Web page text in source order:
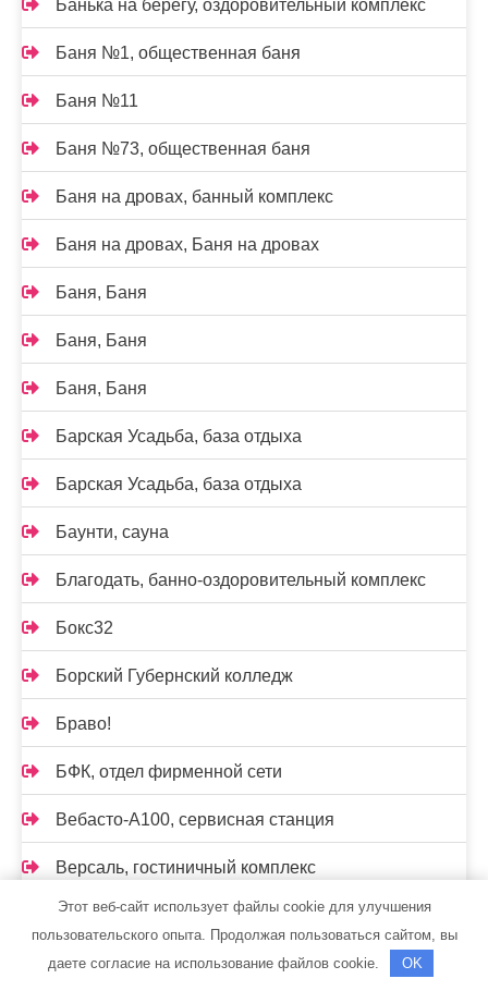
Банька на берегу, оздоровительный комплекс
Баня №1, общественная баня
Баня №11
Баня №73, общественная баня
Баня на дровах, банный комплекс
Баня на дровах, Баня на дровах
Баня, Баня
Баня, Баня
Баня, Баня
Барская Усадьба, база отдыха
Барская Усадьба, база отдыха
Баунти, сауна
Благодать, банно-оздоровительный комплекс
Бокс32
Борский Губернский колледж
Браво!
БФК, отдел фирменной сети
Вебасто-А100, сервисная станция
Версаль, гостиничный комплекс
Вертлаб
Вознесенская Слобода, парк-отель
Этот веб-сайт использует файлы cookie для улучшения
пользовательского опыта. Продолжая пользоваться сайтом, вы
даете согласие на использование файлов cookie.
OK